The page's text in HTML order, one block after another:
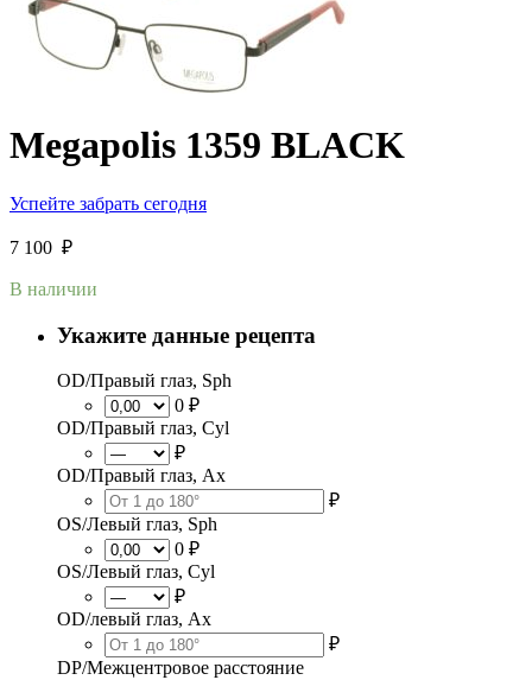
Megapolis 1359 BLACK
Успейте забрать сегодня
7 100 ₽
В наличии
Укажите данные рецепта
OD/Правый глаз, Sph
0 ₽
OD/Правый глаз, Cyl
₽
OD/Правый глаз, Ax
₽
OS/Левый глаз, Sph
0 ₽
OS/Левый глаз, Cyl
₽
OD/левый глаз, Ax
₽
DP/Межцентровое расстояние